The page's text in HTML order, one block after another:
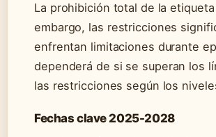
La prohibición total de la
embargo, las restricciones
enfrentan limitaciones durante
dependerá de si se superan los
las restricciones según los
Fechas clave 2025-2028